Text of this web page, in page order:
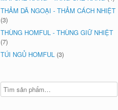
THẢM DÃ NGOẠI - THẢM CÁCH NHIỆT
(3)
THÙNG HOMFUL - THÙNG GIỮ NHIỆT
(7)
TÚI NGỦ HOMFUL (3)